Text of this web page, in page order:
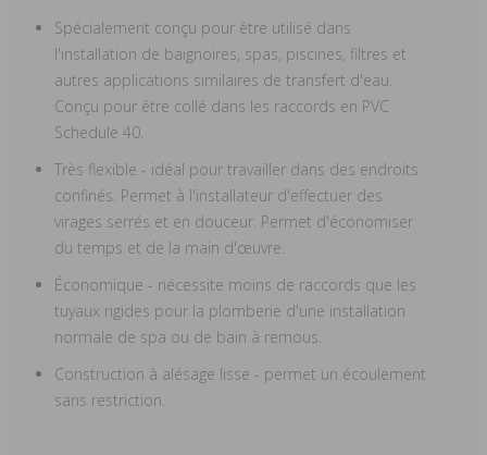
Spécialement conçu pour être utilisé dans
l'installation de baignoires, spas, piscines, filtres et
autres applications similaires de transfert d'eau.
Conçu pour être collé dans les raccords en PVC
Schedule 40.
Très flexible - idéal pour travailler dans des endroits
confinés. Permet à l'installateur d'effectuer des
virages serrés et en douceur. Permet d'économiser
du temps et de la main d'œuvre.
Économique - nécessite moins de raccords que les
tuyaux rigides pour la plomberie d'une installation
normale de spa ou de bain à remous.
Construction à alésage lisse - permet un écoulement
sans restriction.